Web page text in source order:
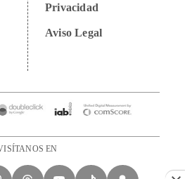
Privacidad
Aviso Legal
EN